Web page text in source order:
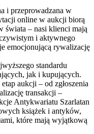
i przeprowadzana w
online w aukcji biorą
świata – nasi klienci mają
i aktywnego
emocjonującą rywalizację
standardu
jak i kupujących.
aukcji – od zgłoszenia
transakcji –
Antykwariatu Szarlatan
książek i antyków,
które mają wyjątkową